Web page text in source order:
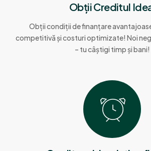
Obții Creditul
Obții condiții de finanțare
competitivă și costuri optimizate! Noi
– tu câștigi timp și bani!